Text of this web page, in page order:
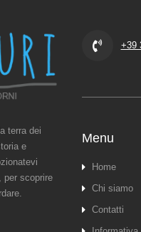
terra dei
e
per scoprire
+39
Menu
Home
Chi siamo
Contatti